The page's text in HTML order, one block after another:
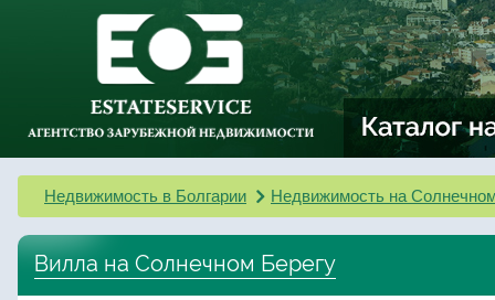
Недвижимость в Болгарии Недвижимость на
Вилла на Солнечном Берегу